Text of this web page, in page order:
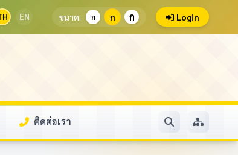
EN ขนาด: ก ก ก Login
ติดต่อเรา